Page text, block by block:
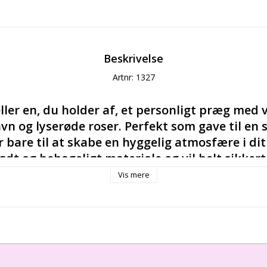
Beskrivelse
Artnr: 1327
en, du holder af, et personligt præg med
og lyserøde roser. Perfekt som gave til en
bare til at skabe en hyggelig atmosfære i dit
og behageligt materiale og vil helt sikkert
eller seng. Bestil din personlige pude i dag!
barselsgave, unik dåbsgave, barnedåb,
Vis mere